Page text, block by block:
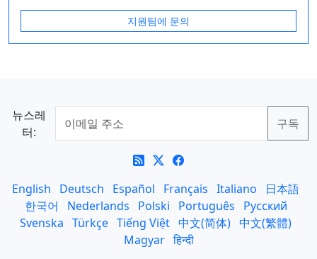
지원팀에 문의
뉴스레
터:
English Deutsch Español Français Italiano
日本語
한국어
Nederlands Polski Português
Русский
Svenska Türkçe Tiếng Việt 中文(简体) 中文(繁體)
Magyar हिन्दी